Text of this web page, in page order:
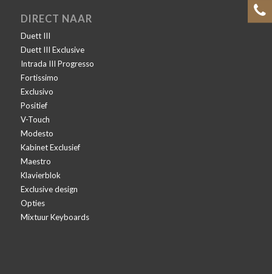
DIRECT NAAR
Duett III
Duett III Exclusive
Intrada III Progresso
Fortissimo
Exclusivo
Positief
V-Touch
Modesto
Kabinet Exclusief
Maestro
Klavierblok
Exclusive design
Opties
Mixtuur Keyboards